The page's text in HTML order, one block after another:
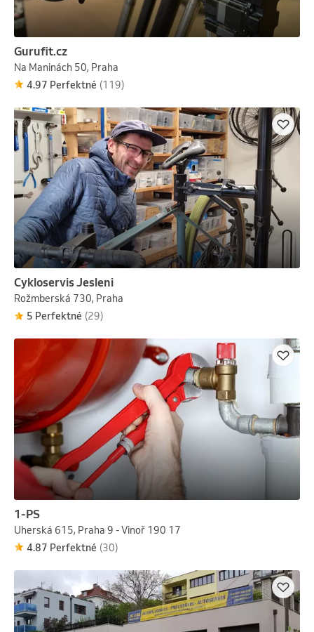
Gurufit.cz
Na Maninách 50, Praha
4.97 Perfektné (119)
Cykloservis Jesleni
Rožmberská 730, Praha
5 Perfektné (29)
1-PS
Uherská 615, Praha 9 - Vinoř 190 17
4.87 Perfektné (30)